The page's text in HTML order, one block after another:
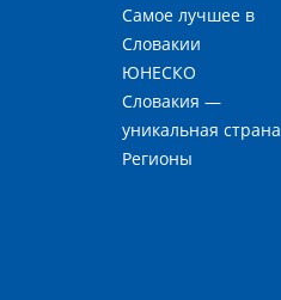
Самое лучшее в
Словакии
ЮНЕСКО
Словакия —
уникальная страна
Регионы